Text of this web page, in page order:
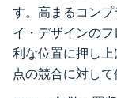
す。高まるコン
イ・デザインの
利な位置に押し
点の競合に対して